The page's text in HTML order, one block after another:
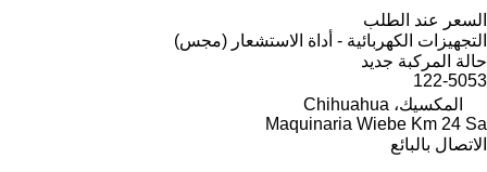
السعر عند الطلب
التجهيزات الكهربائية - أداة الاستشعار (مجس)
حالة المركبة جديد
122-5053
المكسيك، Chihuahua
Maquinaria Wiebe Km 24 Sa
الاتصال بالبائع